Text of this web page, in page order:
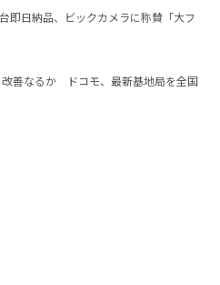
即日納品、ビックカメラに称賛「大フ
改善なるか ドコモ、最新基地局を全国